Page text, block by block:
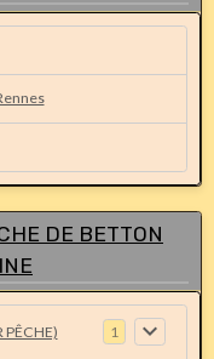
DE BETTON
PÊCHE) 1